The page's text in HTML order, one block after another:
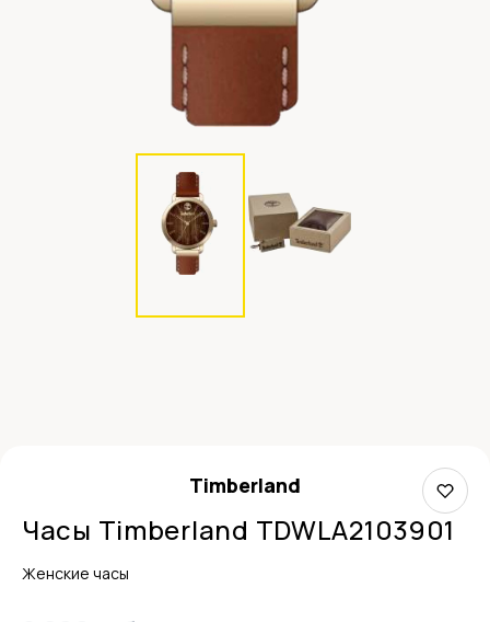
Timberland
Часы Timberland TDWLA2103901
Женские часы